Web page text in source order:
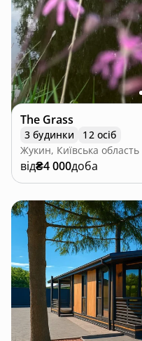
The Grass
3 будинки
12 осіб
Жукин, Київська область
від₴4 000доба